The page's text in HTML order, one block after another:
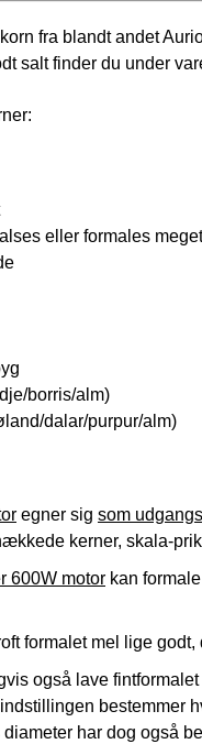
fra blandt andet
salt finder du under
eller formales
borris/alm)
dalar/purpur/alm)
egner sig som
kerner, skala-
600W motor kan
formalet mel lige
også lave
bestemmer
har dog også